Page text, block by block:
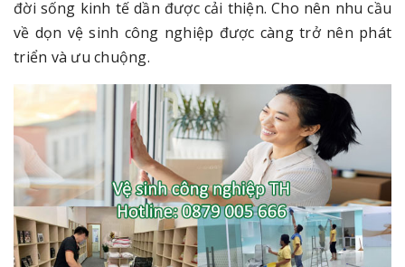
đời sống kinh tế dần được cải thiện. Cho nên nhu cầu
về dọn vệ sinh công nghiệp được càng trở nên phát
triển và ưu chuộng.